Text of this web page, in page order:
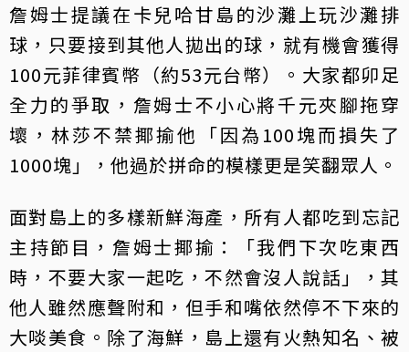
詹姆士提議在卡兒哈甘島的沙灘上玩沙灘排
球，只要接到其他人拋出的球，就有機會獲得
100元菲律賓幣（約53元台幣）。大家都卯足
全力的爭取，詹姆士不小心將千元夾腳拖穿
壞，林莎不禁揶揄他「因為100塊而損失了
1000塊」，他過於拼命的模樣更是笑翻眾人。
面對島上的多樣新鮮海產，所有人都吃到忘記
主持節目，詹姆士揶揄：「我們下次吃東西
時，不要大家一起吃，不然會沒人說話」，其
他人雖然應聲附和，但手和嘴依然停不下來的
大啖美食。除了海鮮，島上還有火熱知名、被